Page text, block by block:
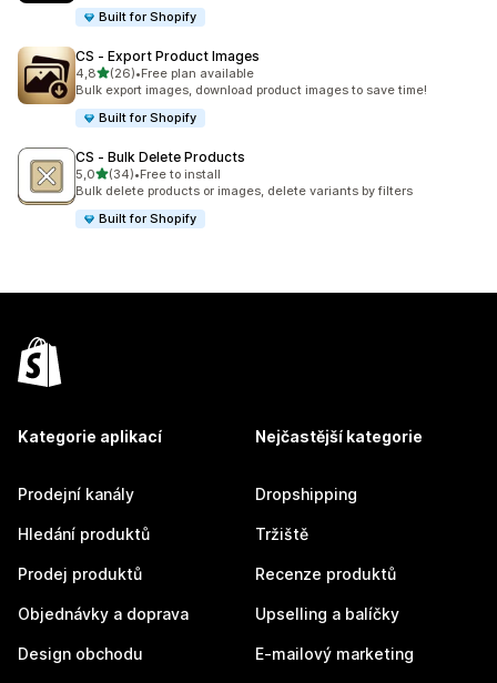
Built for Shopify
CS ‑ Export Product Images
4,8z 5 hvězd
(26)
Celkový počet recenzí: 26
•Free plan available
Bulk export images, download product images to save time!
Built for Shopify
CS ‑ Bulk Delete Products
5,0z 5 hvězd
(34)
Celkový počet recenzí: 34
•Free to install
Bulk delete products or images, delete variants by filters
Built for Shopify
Kategorie aplikací
Prodejní kanály
Hledání produktů
Prodej produktů
Objednávky a doprava
Design obchodu
Nejčastější kategorie
Dropshipping
Tržiště
Recenze produktů
Upselling a balíčky
E-mailový marketing